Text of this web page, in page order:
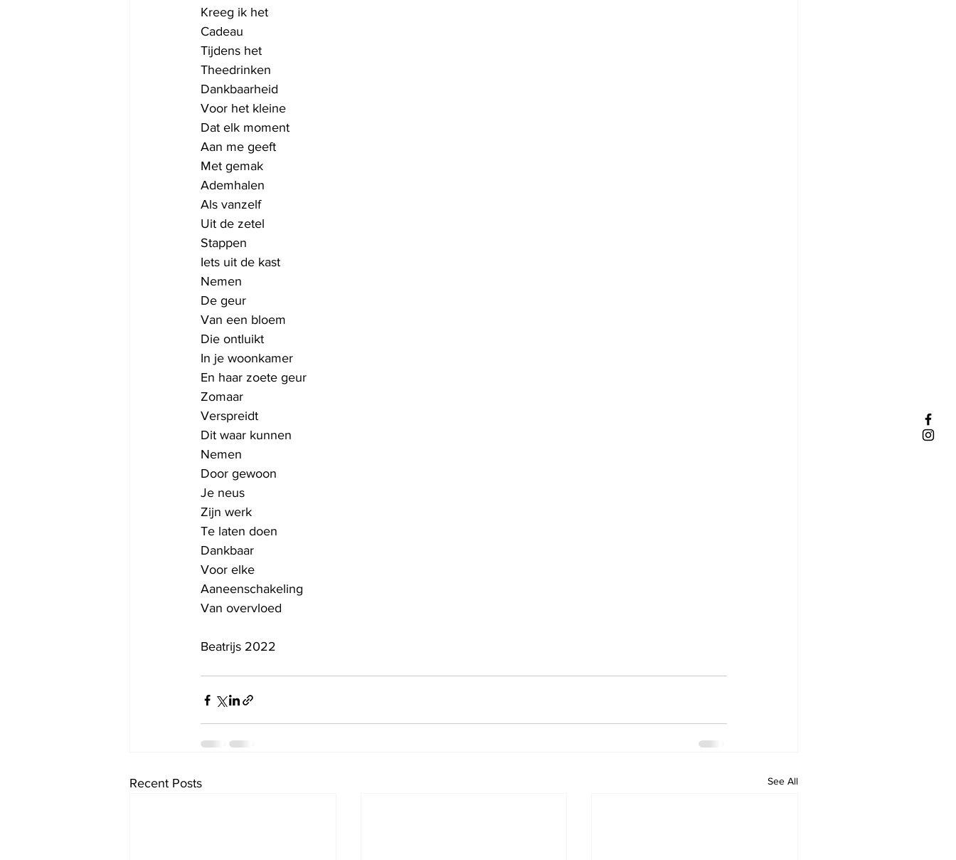
Kreeg ik het
Cadeau
Tijdens het
Theedrinken
Dankbaarheid
Voor het kleine
Dat elk moment
Aan me geeft
Met gemak
Ademhalen
Als vanzelf
Uit de zetel
Stappen
Iets uit de kast
Nemen
De geur
Van een bloem
Die ontluikt
In je woonkamer
En haar zoete geur
Zomaar
Verspreidt
Dit waar kunnen
Nemen
Door gewoon
Je neus
Zijn werk
Te laten doen
Dankbaar
Voor elke
Aaneenschakeling
Van overvloed
Beatrijs 2022
Recent Posts See All